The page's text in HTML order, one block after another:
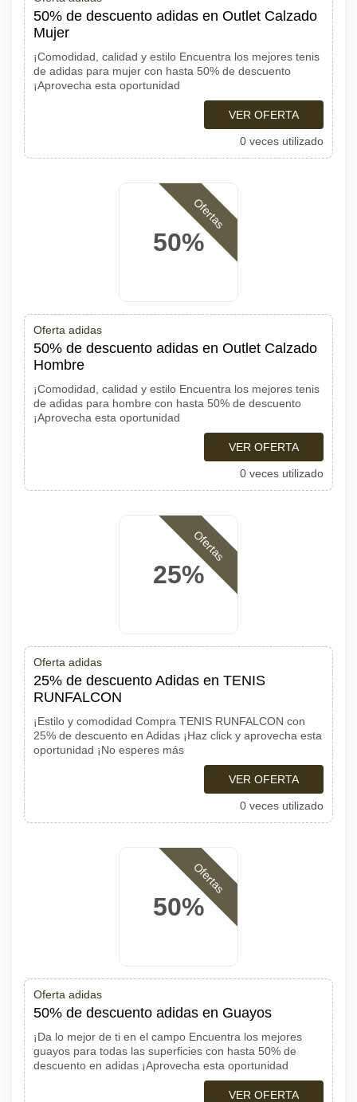
50% de descuento adidas en Outlet Calzado
Mujer
¡Comodidad, calidad y estilo Encuentra los mejores tenis
de adidas para mujer con hasta 50% de descuento
¡Aprovecha esta oportunidad
VER OFERTA
0 veces utilizado
50%
Ofertas
Oferta adidas
50% de descuento adidas en Outlet Calzado
Hombre
¡Comodidad, calidad y estilo Encuentra los mejores tenis
de adidas para hombre con hasta 50% de descuento
¡Aprovecha esta oportunidad
VER OFERTA
0 veces utilizado
25%
Ofertas
Oferta adidas
25% de descuento Adidas en TENIS
RUNFALCON
¡Estilo y comodidad Compra TENIS RUNFALCON con
25% de descuento en Adidas ¡Haz click y aprovecha esta
oportunidad ¡No esperes más
VER OFERTA
0 veces utilizado
50%
Ofertas
Oferta adidas
50% de descuento adidas en Guayos
¡Da lo mejor de ti en el campo Encuentra los mejores
guayos para todas las superficies con hasta 50% de
descuento en adidas ¡Aprovecha esta oportunidad
VER OFERTA